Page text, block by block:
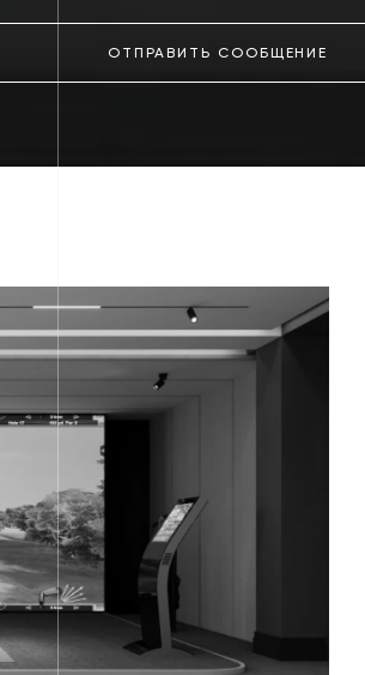
ОТПРАВИТЬ СООБЩЕНИЕ